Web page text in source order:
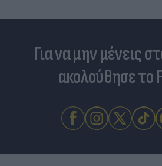
Για να μην μένεις
ακολούθησε το